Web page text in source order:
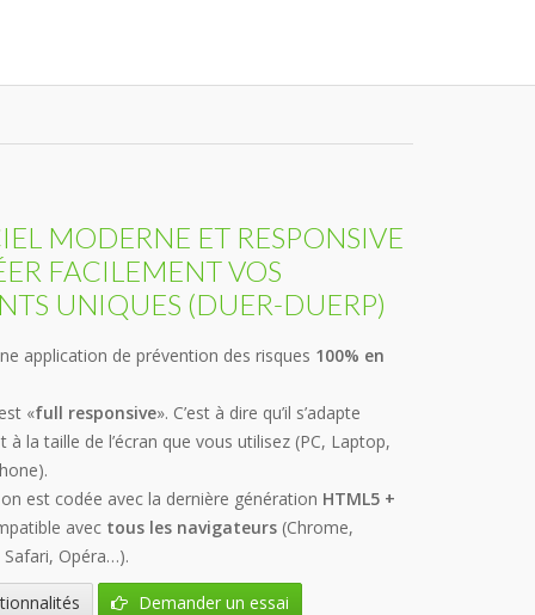
MODERNE ET RESPONSIVE
FACILEMENT VOS
UNIQUES (DUER-DUERP)
application de prévention des risques 100% en
«full responsive». C’est à dire qu’il s’adapte
la taille de l’écran que vous utilisez (PC, Laptop,
est codée avec la dernière génération HTML5 +
avec tous les navigateurs(Chrome,
Opéra…).
Demander un essai